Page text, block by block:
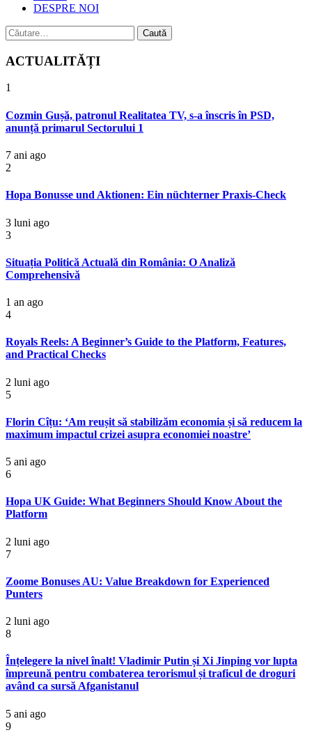
DESPRE NOI
Caută
după:
ACTUALITĂȚI
1
Cozmin Gușă, patronul Realitatea TV, s-a înscris în PSD,
anunță primarul Sectorului 1
7 ani ago
2
Hopa Bonusse und Aktionen: Ein nüchterner Praxis-Check
3 luni ago
3
Situația Politică Actuală din România: O Analiză
Comprehensivă
1 an ago
4
Royals Reels: A Beginner’s Guide to the Platform, Features,
and Practical Checks
2 luni ago
5
Florin Cîțu: ‘Am reușit să stabilizăm economia și să reducem la
maximum impactul crizei asupra economiei noastre’
5 ani ago
6
Hopa UK Guide: What Beginners Should Know About the
Platform
2 luni ago
7
Zoome Bonuses AU: Value Breakdown for Experienced
Punters
2 luni ago
8
Înțelegere la nivel înalt! Vladimir Putin și Xi Jinping vor lupta
împreună pentru combaterea terorismul și traficul de droguri
având ca sursă Afganistanul
5 ani ago
9